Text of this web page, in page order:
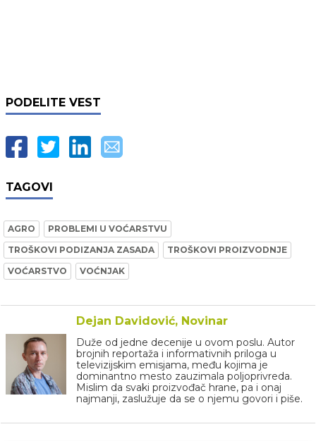
PODELITE VEST
TAGOVI
AGRO
PROBLEMI U VOĆARSTVU
TROŠKOVI PODIZANJA ZASADA
TROŠKOVI PROIZVODNJE
VOĆARSTVO
VOĆNJAK
Dejan Davidović, Novinar
Duže od jedne decenije u ovom poslu. Autor
brojnih reportaža i informativnih priloga u
televizijskim emisjama, među kojima je
dominantno mesto zauzimala poljoprivreda.
Mislim da svaki proizvođač hrane, pa i onaj
najmanji, zaslužuje da se o njemu govori i piše.